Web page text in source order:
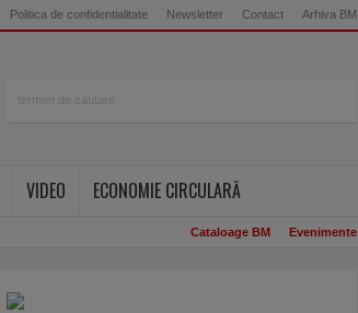
Politica de confidentialitate Newsletter Contact Arhiva BM
VIDEO
ECONOMIE CIRCULARĂ
Cataloage BM Evenimente